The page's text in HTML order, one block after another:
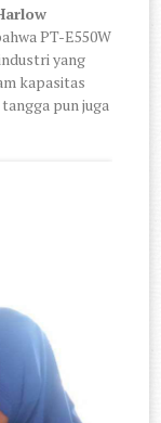
PT-E550W
yang
kapasitas
pun juga